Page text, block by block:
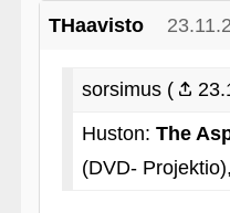
THaavisto
sorsimus (
Huston: The
(DVD-